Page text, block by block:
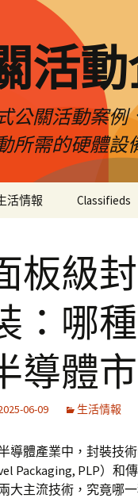
活
公關活動案
所需的硬體設
活情報 Classifieds
板級
：哪
導體
06-09 生活情報
導體產業中，封裝技
Packaging, PLP）和
大主流技術，究竟哪